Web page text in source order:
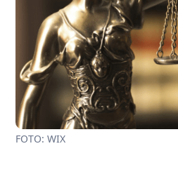
FOTO: WIX